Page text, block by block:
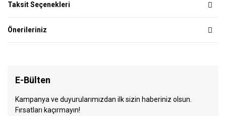
Taksit Seçenekleri
Önerileriniz
E-Bülten
Kampanya ve duyurularımızdan ilk sizin haberiniz olsun.
Fırsatları kaçırmayın!